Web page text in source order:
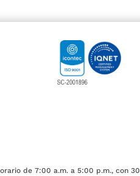
de 7:00 a.m. a 5:00 p.m., con 30